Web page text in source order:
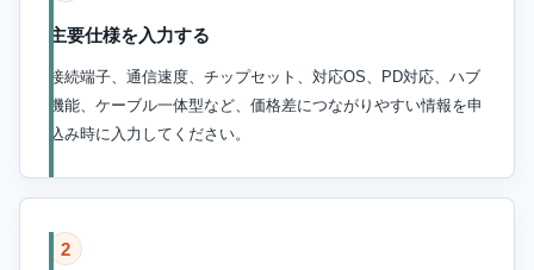
主要仕様を入力する
接続端子、通信速度、チップセット、対応OS、PD対応、ハブ
機能、ケーブル一体型など、価格差につながりやすい情報を申
込み時に入力してください。
2